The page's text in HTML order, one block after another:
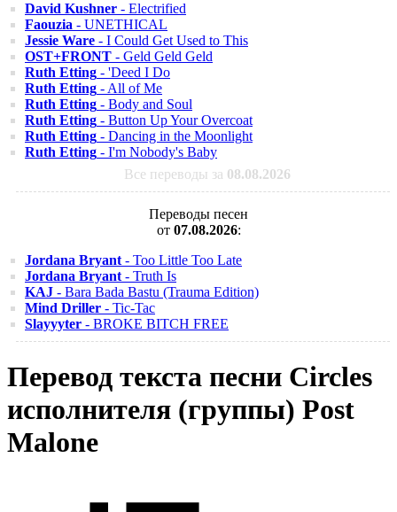
David Kushner - Electrified
Faouzia - UNETHICAL
Jessie Ware - I Could Get Used to This
OST+FRONT - Geld Geld Geld
Ruth Etting - 'Deed I Do
Ruth Etting - All of Me
Ruth Etting - Body and Soul
Ruth Etting - Button Up Your Overcoat
Ruth Etting - Dancing in the Moonlight
Ruth Etting - I'm Nobody's Baby
Все переводы за 08.08.2026
Переводы песен
от 07.08.2026:
Jordana Bryant - Too Little Too Late
Jordana Bryant - Truth Is
KAJ - Bara Bada Bastu (Trauma Edition)
Mind Driller - Tic-Tac
Slayyyter - BROKE BITCH FREE
Перевод текста песни Circles
исполнителя (группы) Post
Malone